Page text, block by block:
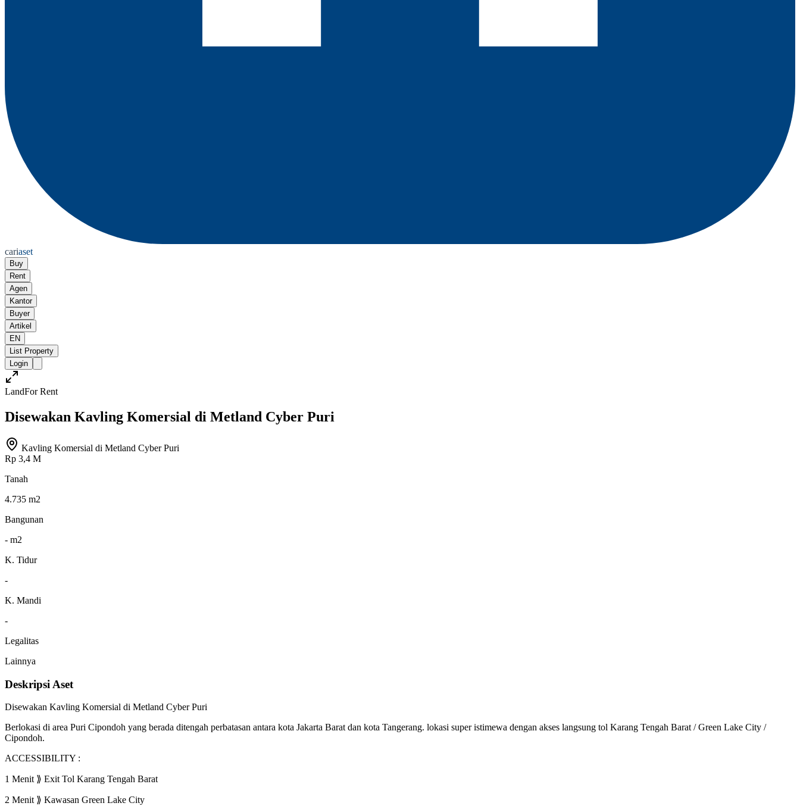
cariaset
Buy
Rent
Agen
Kantor
Buyer
Artikel
EN
List Property
Login
LandFor Rent
Disewakan Kavling Komersial di Metland Cyber Puri
Kavling Komersial di Metland Cyber Puri
Rp 3,4 M
Tanah
4.735 m2
Bangunan
- m2
K. Tidur
-
K. Mandi
-
Legalitas
Lainnya
Deskripsi Aset
Disewakan Kavling Komersial di Metland Cyber Puri
Berlokasi di area Puri Cipondoh yang berada ditengah perbatasan antara kota Jakarta Barat dan kota Tangerang. lokasi super istimewa dengan akses langsung tol Karang Tengah Barat / Green Lake City /
Cipondoh.
ACCESSIBILITY :
1 Menit ⟫ Exit Tol Karang Tengah Barat
2 Menit ⟫ Kawasan Green Lake City